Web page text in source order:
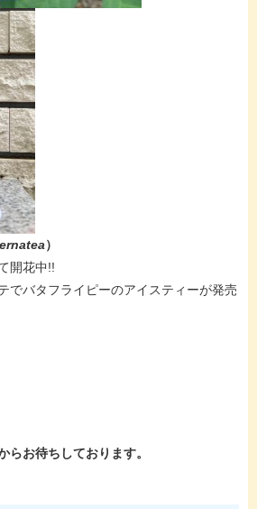
）
開花中!!
でバタフライピーのアイスティーが発売
らお待ちしております。